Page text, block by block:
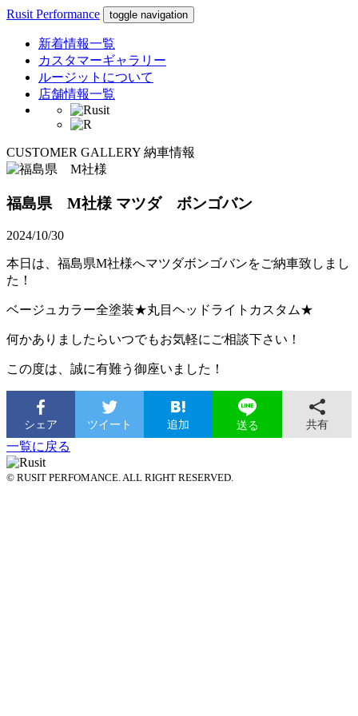
Rusit Performance toggle navigation
新着情報一覧
カスタマーギャラリー
ルージットについて
店舗情報一覧
CUSTOMER GALLERY 納車情報
福島県 M社様 マツダ ボンゴバン
2024/10/30
本日は、福島県M社様へマツダボンゴバンをご納車致しまし
た！
ベージュカラー全塗装★丸目ヘッドライトカスタム★
何かありましたらいつでもお気軽にご相談下さい！
この度は、誠に有難う御座いました！
シェア ツイート 追加 送る 共有
一覧に戻る
© RUSIT PERFOMANCE. ALL RIGHT RESERVED.